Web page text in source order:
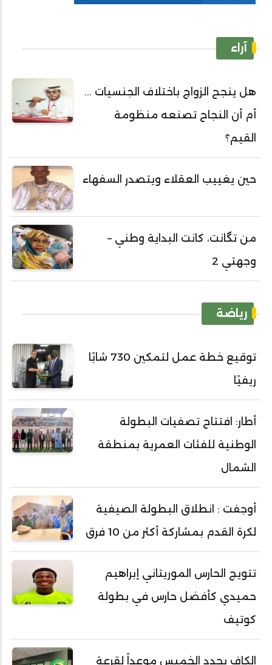
آراء
هل ينجح الزواج باختلاف الجنسيات ...
أم أن النجاح تصنعه منظومة
القيم؟
حين يغييب العقلاء ويتصدر السفهاء
من تگانت، كانت البداية وطني –
وجهتي 2
رياضة
توقيع خطة عمل لتمكين 730 شابًا
ريفيًا
أطار: افتتاح تصفيات البطولة
الوطنية للفئات العمرية بمنطقة
الشمال
أوجفت : انطلاق البطولة الصيفية
لكرة القدم بمشاركة أكثر من 10 فرق
تتويج الحارس الموريتاني إبراهيم
حميدي كأفضل حارس في بطولة
كوتيف
الكاف يحدد الخميس موعداً لقرعة